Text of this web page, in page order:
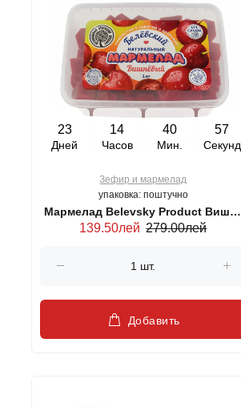
23
Дней
14
Часов
40
Мин.
56
Секунд
Зефир и мармелад
упаковка: поштучно
Мармелад Belevsky Product Вишня
1 кг
139.50лей 279.00лей
Добавить